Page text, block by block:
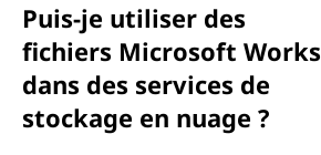
Puis-je utiliser des
fichiers Microsoft Works
dans des services de
stockage en nuage ?